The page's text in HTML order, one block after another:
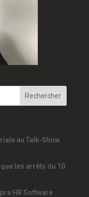
au Talk-Show
les arrêts du 10
HR Software